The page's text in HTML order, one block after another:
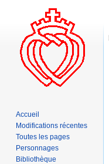
Accueil
Modifications récentes
Toutes les pages
Personnages
Bibliothèque